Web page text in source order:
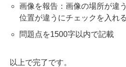
画像を報告：画像の場所が違
位置が違うにチェックを入れる
問題点を1500字以内で記載
以上で完了です。